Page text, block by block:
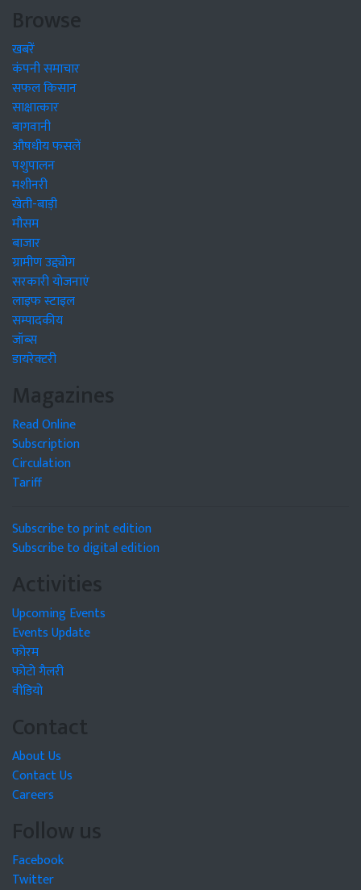
Browse
खबरें
कंपनी समाचार
सफल किसान
साक्षात्कार
बागवानी
औषधीय फसलें
पशुपालन
मशीनरी
खेती-बाड़ी
मौसम
बाजार
ग्रामीण उद्द्योग
सरकारी योजनाएं
लाइफ स्टाइल
सम्पादकीय
जॉब्स
डायरेक्टरी
Magazines
Read Online
Subscription
Circulation
Tariff
Subscribe to print edition
Subscribe to digital edition
Activities
Upcoming Events
Events Update
फोरम
फोटो गैलरी
वीडियो
Contact
About Us
Contact Us
Careers
Follow us
Facebook
Twitter